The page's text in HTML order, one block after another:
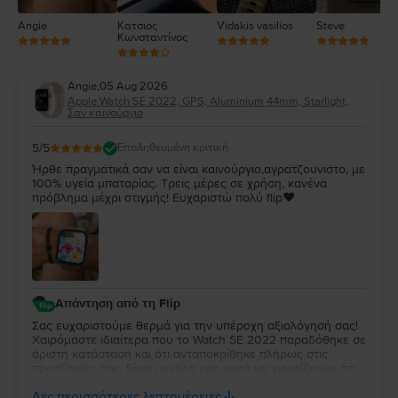
Angie
Κατσιος
Κωνσταντίνος
Vidakis vasilios Steve
Angie,05 Aug 2026
Apple Watch SE 2022, GPS, Aluminium 44mm, Starlight,
Σαν καινούργιο
5/5 Επαληθευμένη κριτική
Ήρθε πραγματικά σαν να είναι καινούργιο,αγρατζουνιστο, με
100% υγεία μπαταρίας. Τρεις μέρες σε χρήση, κανένα
πρόβλημα μέχρι στιγμής! Ευχαριστώ πολύ flip❤️
Απάντηση από τη Flip
Σας ευχαριστούμε θερμά για την υπέροχη αξιολόγησή σας!
Χαιρόμαστε ιδιαίτερα που το Watch SE 2022 παραδόθηκε σε
άριστη κατάσταση και ότι ανταποκρίθηκε πλήρως στις